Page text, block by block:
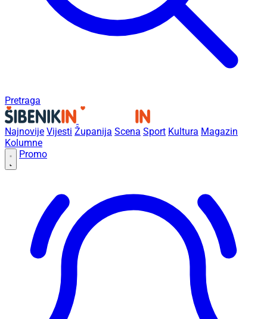
Pretraga
Najnovije Vijesti Županija Scena Sport Kultura Magazin
Kolumne
Promo